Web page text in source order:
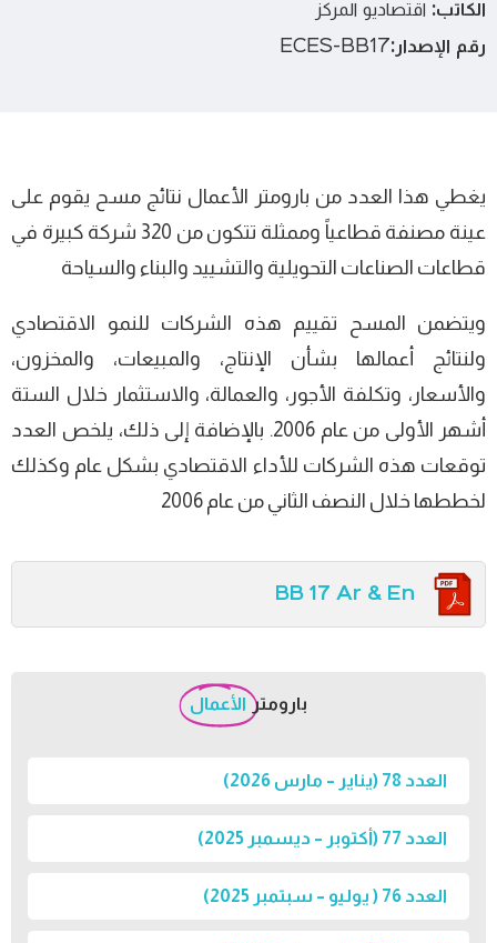
الكاتب: اقتصاديو المركز
رقم الإصدار:ECES-BB17
يغطي هذا العدد من بارومتر الأعمال نتائج مسح يقوم على
عينة مصنفة قطاعياً وممثلة تتكون من 320 شركة كبيرة في
قطاعات الصناعات التحويلية والتشييد والبناء والسياحة
ويتضمن المسح تقييم هذه الشركات للنمو الاقتصادي
ولنتائج أعمالها بشأن الإنتاج، والمبيعات، والمخزون،
والأسعار، وتكلفة الأجور، والعمالة، والاستثمار خلال الستة
أشهر الأولى من عام 2006. بالإضافة إلى ذلك، يلخص العدد
توقعات هذه الشركات للأداء الاقتصادي بشكل عام وكذلك
لخططها خلال النصف الثاني من عام 2006
BB 17 Ar & En
بارومتر الأعمال
العدد 78 (يناير – مارس 2026)
العدد 77 (أكتوبر – ديسمبر 2025)
العدد 76 ( يوليو – سبتمبر 2025)